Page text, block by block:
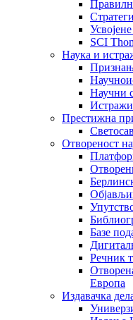
SCI
Наука и
Научни
Престижна
Отвореност
Базе
Рeчник
Европа
Издавачка